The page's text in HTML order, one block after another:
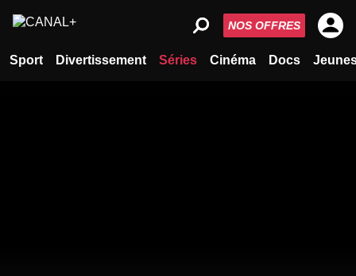
Sport Divertissement Séries Cinéma Docs
NOS OFFRES